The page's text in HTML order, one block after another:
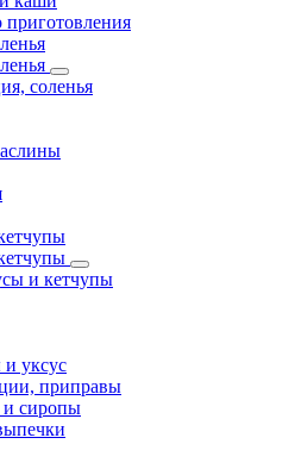
соленья
и кетчупы
уксус
приправы
сиропы